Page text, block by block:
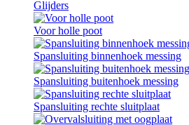
Glijders
Voor holle poot
Spansluiting binnenhoek messing
Spansluiting buitenhoek messing
Spansluiting rechte sluitplaat